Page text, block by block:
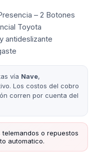
– 2 Botones
Toyota
antideslizante
vía Nave,
Los costos del cobro
corren por cuenta del
telemandos o repuestos
automatico.